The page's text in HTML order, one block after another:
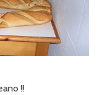
!!